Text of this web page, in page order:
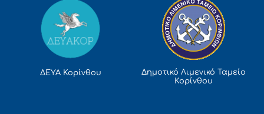
ΔΕΥΑ Κορίνθου
Δημοτικό Λιμενικό Ταμείο
Κορίνθου